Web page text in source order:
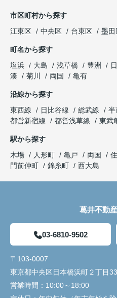
市区町村から探す
江東区
中央区 台東区 墨田
町名から探す
塩浜
大島 浅草橋 豊洲
湊
菊川 両国 亀有
沿線から探す
東西線
日比谷線 総武線 半
都営新宿線
都営浅草線 東武
駅から探す
木場
人形町 亀戸 両国
門前仲町
錦糸町 西大島
葛井不動
03-6810-9502
〒103-0007
東京都中央区日本橋浜町２丁目
営業時間： 10:00～18:00